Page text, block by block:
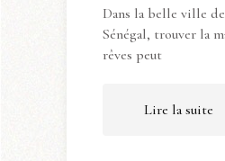
Dans la belle ville
Sénégal, trouver la
rêves peut
Lire la suite